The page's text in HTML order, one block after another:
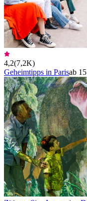
4,2(7,2K)
Geheimtipps in Parisab